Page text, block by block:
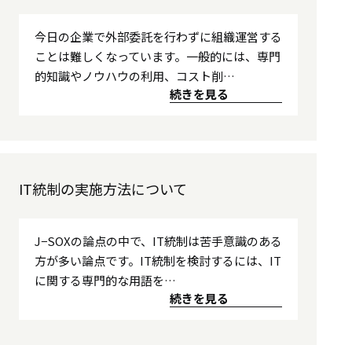
今日の企業で外部委託を行わずに組織運営する
ことは難しくなっています。一般的には、専門
的知識やノウハウの利用、コスト削…
続きを見る
IT統制の実施方法について
J−SOXの論点の中で、IT統制は苦手意識のある
方が多い論点です。IT統制を検討するには、IT
に関する専門的な用語を…
続きを見る